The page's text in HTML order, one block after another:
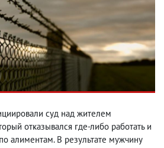
суд над жителем
отказывался где-либо работать и
алиментам. В результате мужчину